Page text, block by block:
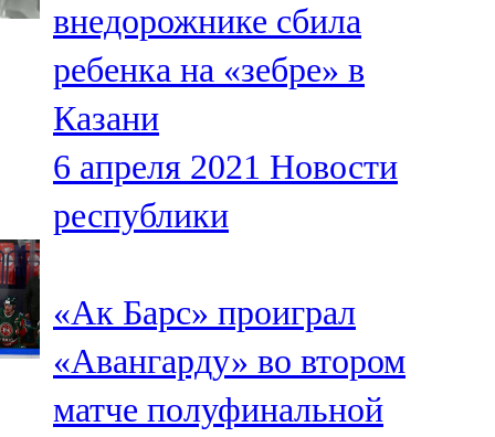
внедорожнике сбила
ребенка на «зебре» в
Казани
6 апреля 2021 Новости
республики
«Ак Барс» проиграл
«Авангарду» во втором
матче полуфинальной